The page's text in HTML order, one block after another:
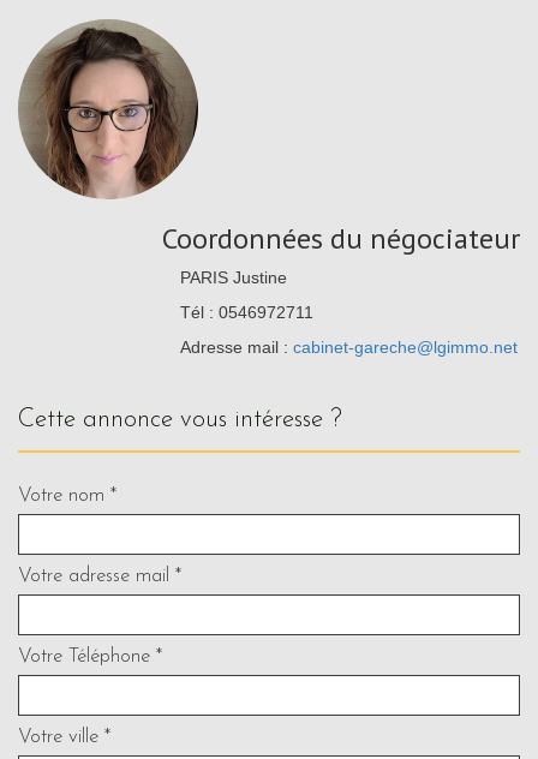
Coordonnées du négociateur
PARIS Justine
Tél : 0546972711
Adresse mail : cabinet-gareche@lgimmo.net
cette annonce vous intéresse ?
Votre nom *
Votre adresse mail *
Votre Téléphone *
Votre ville *